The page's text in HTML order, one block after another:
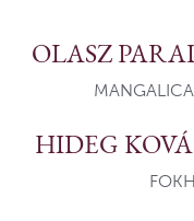
OLASZ
HIDEG